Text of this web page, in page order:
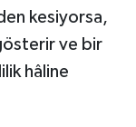
kesiyorsa,
ve bir
hâline